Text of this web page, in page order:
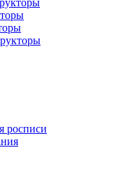
росписи